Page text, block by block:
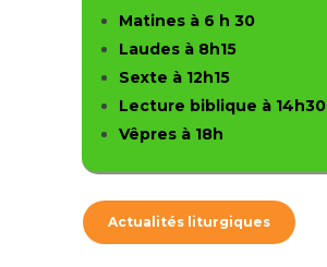
Matines à 6 h 30
Laudes à 8h15
Sexte à 12h15
Lecture biblique à 14h30
Vêpres à 18h
Actualités liturgiques